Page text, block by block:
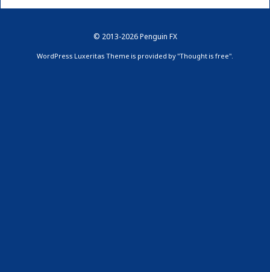
© 2013-2026Penguin FX
WordPress Luxeritas Theme is provided by "Thought is free".